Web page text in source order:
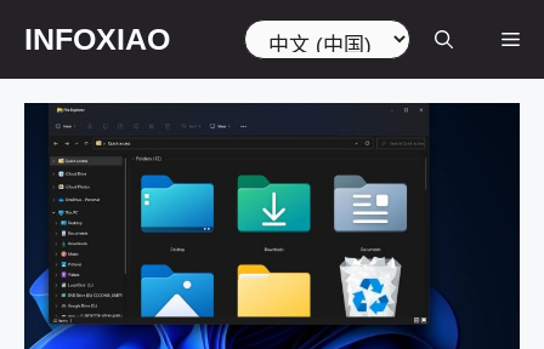
内
INFOXIAO 菜
选
择
语